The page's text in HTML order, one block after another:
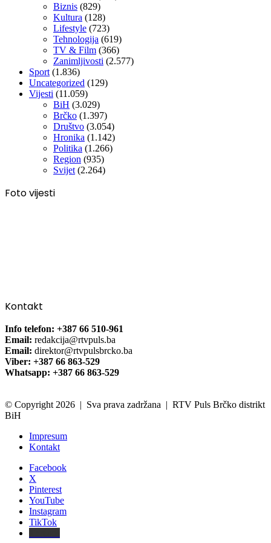
Biznis (829)
Kultura (128)
Lifestyle (723)
Tehnologija (619)
TV & Film (366)
Zanimljivosti (2.577)
Sport (1.836)
Uncategorized (129)
Vijesti (11.059)
BiH (3.029)
Brčko (1.397)
Društvo (3.054)
Hronika (1.142)
Politika (1.266)
Region (935)
Svijet (2.264)
Foto vijesti
Kontakt
Info telefon: +387 66 510-961
Email: redakcija@rtvpuls.ba
Email: direktor@rtvpulsbrcko.ba
Viber: +387 66 863-529
Whatsapp: +387 66 863-529
© Copyright 2026 | Sva prava zadržana | RTV Puls Brčko distrikt
BiH
Impresum
Kontakt
Facebook
X
Pinterest
YouTube
Instagram
TikTok